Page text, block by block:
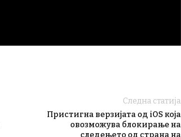
Следна статија
Пристигна верзијата од iOS која
овозможува блокирање на
следењето од страна на